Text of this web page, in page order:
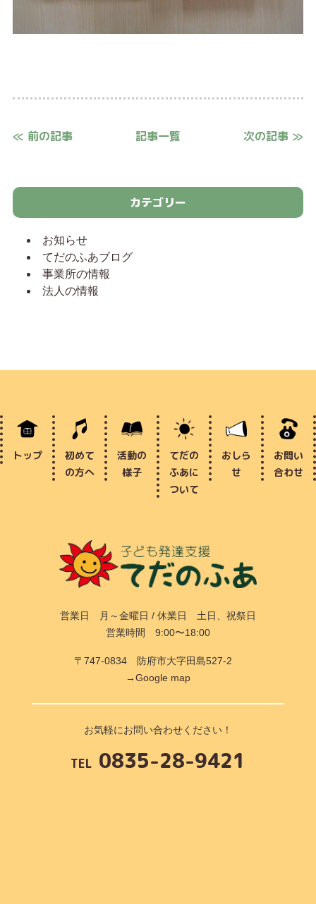
≪ 前の記事 記事一覧 次の記事 ≫
カテゴリー
お知らせ
てだのふあブログ
事業所の情報
法人の情報
トップ
初めて
の方へ
活動の
様子
てだの
ふあに
ついて
おしら
せ
お問い
合わせ
営業日 月～金曜日 / 休業日 土日、祝祭日
営業時間 9:00〜18:00
〒747-0834 防府市大字田島527-2
→Google map
お気軽にお問い合わせください！
TEL 0835-28-9421